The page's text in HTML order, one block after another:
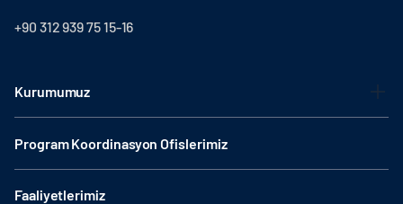
+90 312 939 75 15-16
Kurumumuz
Program Koordinasyon Ofislerimiz
Faaliyetlerimiz